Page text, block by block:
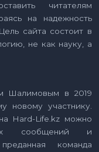
читателям
на надежность
сайта состоит в
не как науку, а
Шалимовым в 2019
новому участнику.
Hard-Life.kz можно
сообщений и
команда